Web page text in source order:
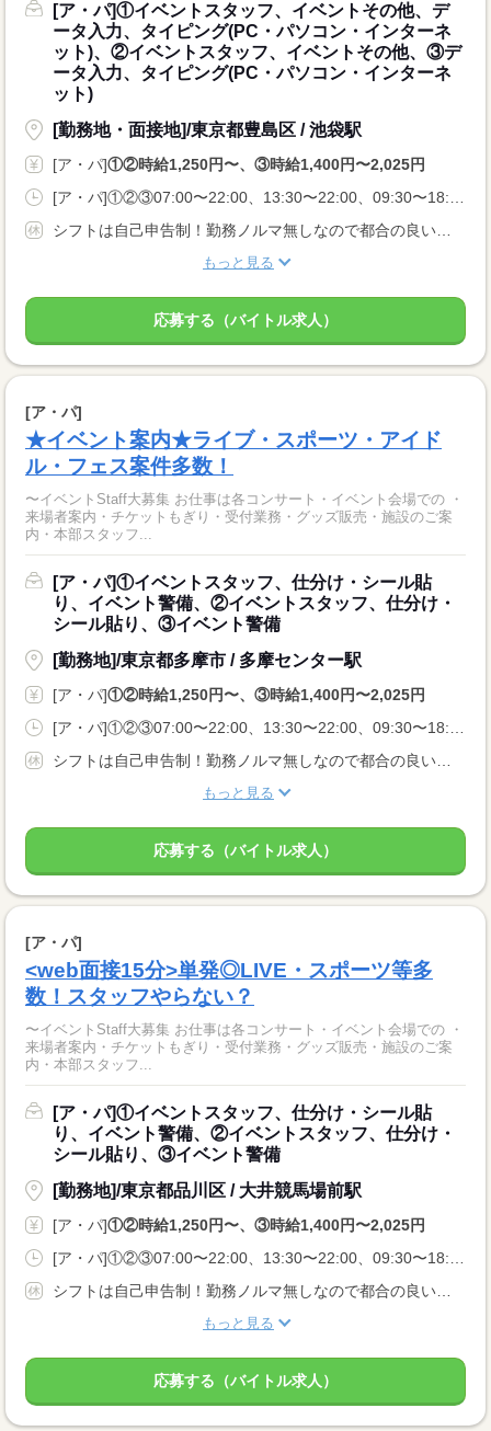
[ア・パ]①イベントスタッフ、イベントその他、デ
ータ入力、タイピング(PC・パソコン・インターネ
ット)、②イベントスタッフ、イベントその他、③デ
ータ入力、タイピング(PC・パソコン・インターネ
ット)
[勤務地・面接地]/東京都豊島区 / 池袋駅
[ア・パ]①②時給1,250円〜、③時給1,400円〜2,025円
[ア・パ]①②③07:00〜22:00、13:30〜22:00、09:30〜18:00
シフトは自己申告制！勤務ノルマ無しなので都合の良い日に勤務ができます！休日設定も自由！
もっと見る
応募する（バイトル求人）
[ア・パ]
★イベント案内★ライブ・スポーツ・アイド
ル・フェス案件多数！
〜イベントStaff大募集 お仕事は各コンサート・イベント会場での ・
来場者案内・チケットもぎり・受付業務・グッズ販売・施設のご案
内・本部スタッフ...
[ア・パ]①イベントスタッフ、仕分け・シール貼
り、イベント警備、②イベントスタッフ、仕分け・
シール貼り、③イベント警備
[勤務地]/東京都多摩市 / 多摩センター駅
[ア・パ]①②時給1,250円〜、③時給1,400円〜2,025円
[ア・パ]①②③07:00〜22:00、13:30〜22:00、09:30〜18:00
シフトは自己申告制！勤務ノルマ無しなので都合の良い日に勤務ができます！休日設定も自由！
もっと見る
応募する（バイトル求人）
[ア・パ]
<web面接15分>単発◎LIVE・スポーツ等多
数！スタッフやらない？
〜イベントStaff大募集 お仕事は各コンサート・イベント会場での ・
来場者案内・チケットもぎり・受付業務・グッズ販売・施設のご案
内・本部スタッフ...
[ア・パ]①イベントスタッフ、仕分け・シール貼
り、イベント警備、②イベントスタッフ、仕分け・
シール貼り、③イベント警備
[勤務地]/東京都品川区 / 大井競馬場前駅
[ア・パ]①②時給1,250円〜、③時給1,400円〜2,025円
[ア・パ]①②③07:00〜22:00、13:30〜22:00、09:30〜18:00
シフトは自己申告制！勤務ノルマ無しなので都合の良い日に勤務ができます！休日設定も自由！
もっと見る
応募する（バイトル求人）